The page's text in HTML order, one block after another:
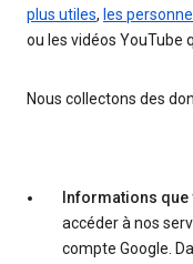
plus utiles, les
ou les vidéos YouTube
Nous collectons des
Informations
accéder à nos
compte Google.